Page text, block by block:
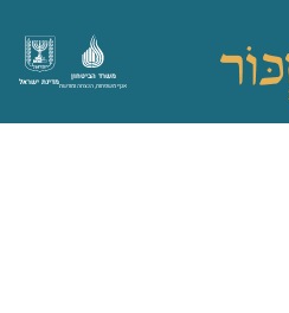
מדינת ישראל
משרד הביטחון
אגף משפחות, הנצחה ומורשת